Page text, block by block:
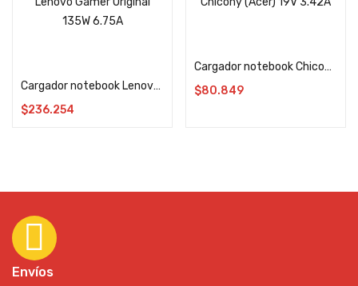
Cargador notebook Lenovo Gamer Original 135W 6.75A
$236.254
Cargador notebook Chicony (Acer) 19V 3.42A
$80.849
Envíos